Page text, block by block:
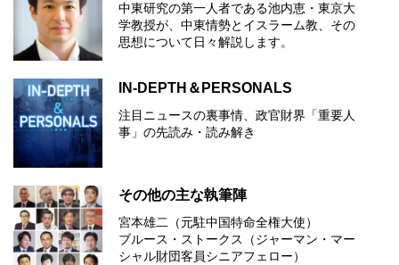
中東研究の第⼀⼈者である池内恵・東京⼤
学教授が、中東情勢とイスラーム教、その
思想について⽇々解説します。
IN-DEPTH＆PERSONALS
注目ニュースの裏事情、政官財界「重要人
事」の先読み・読み解き
その他の主な執筆陣
宮本雄二（元駐中国特命全権大使）
ブルース・ストークス（ジャーマン・マー
シャル財団客員シニアフェロー）